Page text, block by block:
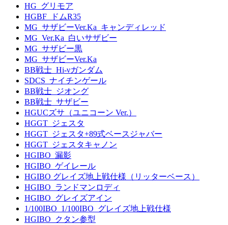
HG_グリモア
HGBF_ドムR35
MG_サザビーVer.Ka_キャンディレッド
MG_Ver.Ka_白いサザビー
MG_サザビー黒
MG_サザビーVer.Ka
BB戦士_Hi-νガンダム
SDCS_ナイチンゲール
BB戦士_ジオング
BB戦士_サザビー
HGUCズサ（ユニコーン Ver.）
HGGT_ジェスタ
HGGT_ジェスタ+89式ベースジャバー
HGGT_ジェスタキャノン
HGIBO_漏影
HGIBO_ゲイレール
HGIBO グレイズ地上戦仕様（リッターベース）
HGIBO_ランドマンロディ
HGIBO_グレイズアイン
1/100IBO_1/100IBO_グレイズ地上戦仕様
HGIBO_クタン参型